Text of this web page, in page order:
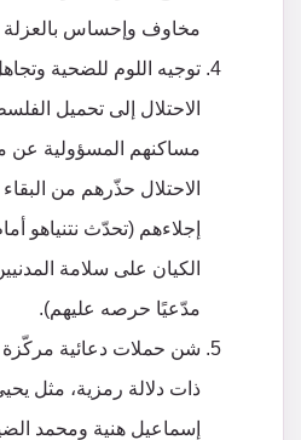
مخاوف وإحساس بالعزلة
توجيه اللوم للضحية
الاحتلال إلى تحميل
مساكنهم المسؤولية عن
الاحتلال حذّرهم من
إجلاءهم (تحدّث
الكيان على سلامة
مدّعيًا حرصه عليهم).
شن حملات دعائية
ذات دلالة رمزية، مثل
إسماعيل هنية ومحمد